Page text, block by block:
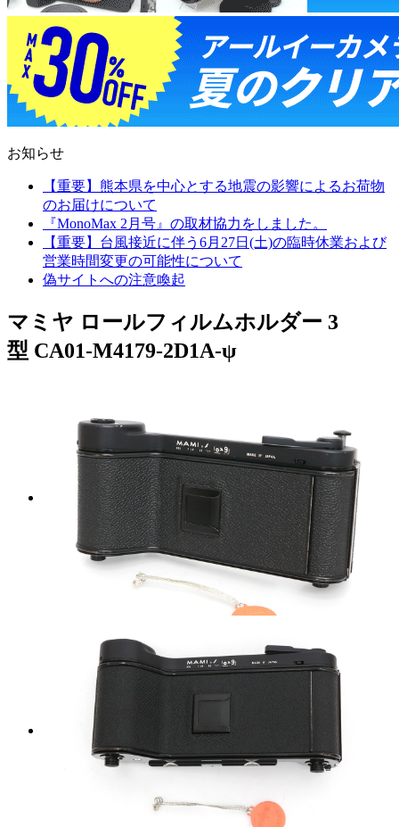
お知らせ
【重要】熊本県を中心とする地震の影響によるお荷物
のお届けについて
『MonoMax 2月号』の取材協力をしました。
【重要】台風接近に伴う6月27日(土)の臨時休業および
営業時間変更の可能性について
偽サイトへの注意喚起
マミヤ ロールフィルムホルダー 3
型 CA01-M4179-2D1A-ψ